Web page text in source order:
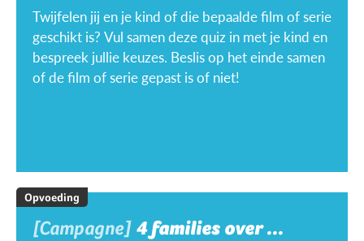
Twijfelen jij en je kind of die bepaalde film of serie
geschikt is? Vul samen deze quiz in met je kind en
bespreek jullie keuzes. Beslis op het einde samen
of de film of serie gepast is of niet!
Opvoeding
[Campagne] 4 families over ...